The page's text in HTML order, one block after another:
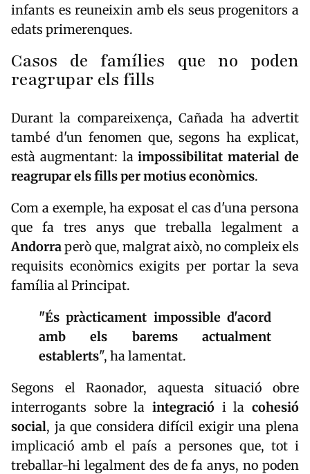
infants es reuneixin amb els seus progenitors a
edats primerenques.
Casos de famílies que no poden
reagrupar els fills
Durant la compareixença, Cañada ha advertit
també d'un fenomen que, segons ha explicat,
està augmentant: laimpossibilitat material de
reagrupar els fills per motius econòmics.
Com a exemple, ha exposat el cas d'una persona
que fa tres anys que treballa legalment a
Andorraperò que, malgrat això, no compleix els
requisits econòmics exigits per portar la seva
família al Principat.
"És pràcticament impossible d'acord
amb els barems actualment
establerts", ha lamentat.
Segons el Raonador, aquesta situació obre
interrogants sobre la integració i la cohesió
social, ja que considera difícil exigir una plena
implicació amb el país a persones que, tot i
treballar-hi legalment des de fa anys, no poden